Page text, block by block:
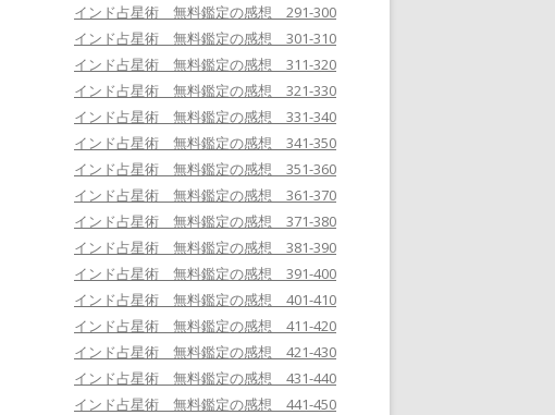
インド占星術 無料鑑定の感想 291-300
インド占星術 無料鑑定の感想 301-310
インド占星術 無料鑑定の感想 311-320
インド占星術 無料鑑定の感想 321-330
インド占星術 無料鑑定の感想 331-340
インド占星術 無料鑑定の感想 341-350
インド占星術 無料鑑定の感想 351-360
インド占星術 無料鑑定の感想 361-370
インド占星術 無料鑑定の感想 371-380
インド占星術 無料鑑定の感想 381-390
インド占星術 無料鑑定の感想 391-400
インド占星術 無料鑑定の感想 401-410
インド占星術 無料鑑定の感想 411-420
インド占星術 無料鑑定の感想 421-430
インド占星術 無料鑑定の感想 431-440
インド占星術 無料鑑定の感想 441-450